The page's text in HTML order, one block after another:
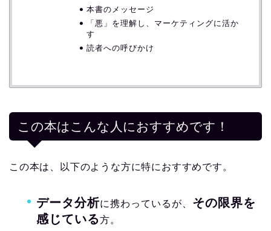
本書のメッセージ
「悪」を理解し、マーケティングに活か
す
読者への呼びかけ
この本はこんな人におすすめです！
この本は、以下のような方に特におすすめです。
データ分析に携わっているが、 その限界を
感じている方。